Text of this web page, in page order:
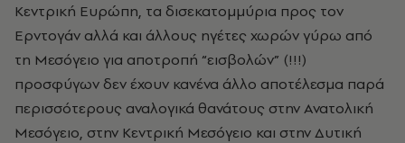
Κεντρική Ευρώπη, τα δισεκατομμύρια προς τον
Ερντογάν αλλά και άλλους ηγέτες χωρών γύρω από
τη Μεσόγειο για αποτροπή “εισβολών” (!!!)
προσφύγων δεν έχουν κανένα άλλο αποτέλεσμα παρά
περισσότερους αναλογικά θανάτους στην Ανατολική
Μεσόγειο, στην Κεντρική Μεσόγειο και στην Δυτική